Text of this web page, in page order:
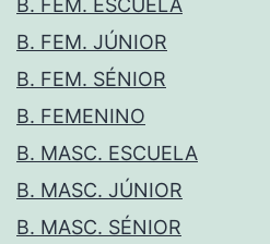
B. FEM. ESCUELA
B. FEM. JÚNIOR
B. FEM. SÉNIOR
B. FEMENINO
B. MASC. ESCUELA
B. MASC. JÚNIOR
B. MASC. SÉNIOR